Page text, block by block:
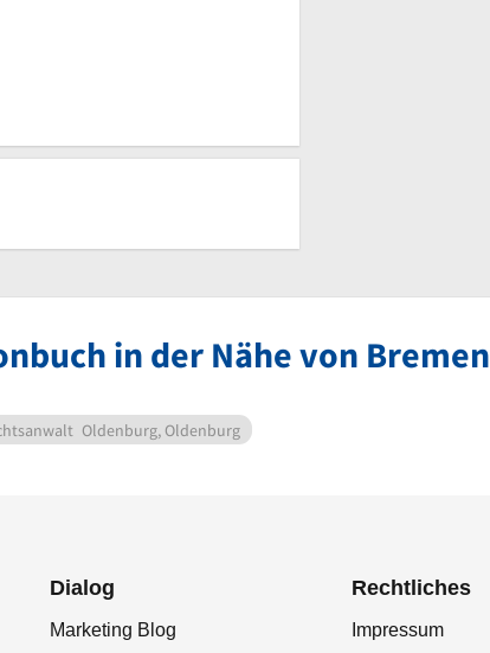
in der Nähe von Bremen
Oldenburg, Oldenburg
Dialog
Marketing Blog
Rechtliches
Impressum